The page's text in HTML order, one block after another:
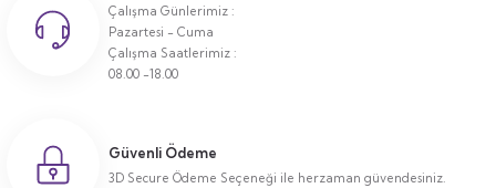
Çalışma Günlerimiz :
Pazartesi - Cuma
Çalışma Saatlerimiz :
08.00 -18.00
Güvenli Ödeme
3D Secure Ödeme Seçeneği ile herzaman güvendesiniz.